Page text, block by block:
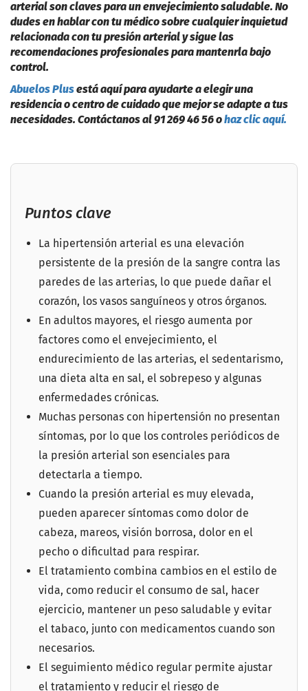
arterial son claves para un envejecimiento saludable. No
dudes en hablar con tu médico sobre cualquier inquietud
relacionada con tu presión arterial y sigue las
recomendaciones profesionales para mantenrla bajo
control.
Abuelos Plusestá aquí para ayudarte a elegir una
residencia o centro de cuidado que mejor se adapte a tus
necesidades. Contáctanos al 91 269 46 56 ohaz clic aquí.
Puntos clave
La hipertensión arterial es una elevación
persistente de la presión de la sangre contra las
paredes de las arterias, lo que puede dañar el
corazón, los vasos sanguíneos y otros órganos.
En adultos mayores, el riesgo aumenta por
factores como el envejecimiento, el
endurecimiento de las arterias, el sedentarismo,
una dieta alta en sal, el sobrepeso y algunas
enfermedades crónicas.
Muchas personas con hipertensión no presentan
síntomas, por lo que los controles periódicos de
la presión arterial son esenciales para
detectarla a tiempo.
Cuando la presión arterial es muy elevada,
pueden aparecer síntomas como dolor de
cabeza, mareos, visión borrosa, dolor en el
pecho o dificultad para respirar.
El tratamiento combina cambios en el estilo de
vida, como reducir el consumo de sal, hacer
ejercicio, mantener un peso saludable y evitar
el tabaco, junto con medicamentos cuando son
necesarios.
El seguimiento médico regular permite ajustar
el tratamiento y reducir el riesgo de